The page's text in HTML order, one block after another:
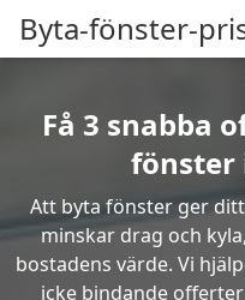
Byta-fönster-
Få 3 snabba
fönster
Att byta fönster ger
minskar drag och
bostadens värde. Vi
icke bindande